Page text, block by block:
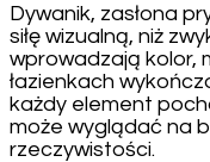
Dywanik, zasłona
siłę wizualną, niż
wprowadzają kolor,
łazienkach
każdy element
może wyglądać na
rzeczywistości.